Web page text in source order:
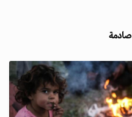
صادمة